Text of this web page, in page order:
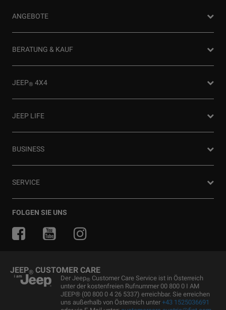
ANGEBOTE
Privatkunden Angebote
BERATUNG & KAUF
Probefahrt anfragen
JEEP® 4X4
4x4 Experience
JEEP LIFE
80ᵀᴴ Anniversary
Jeep & Juventus
BUSINESS
Business Center
Angebot anfordern
Informiert bleiben
SERVICE
FlexCare
Alle Services
Kundendienst
Servicepartner finden
FOLGEN SIE UNS
JEEP® CUSTOMER CARE
Der Jeep® Customer Care Service ist in Österreich
unter der kostenfreien Rufnummer 00 800 0 I AM
JEEP® (00 800 0 4 26 5337) erreichbar. Sie erreichen
uns außerhalb von Österreich unter +43 1525036691